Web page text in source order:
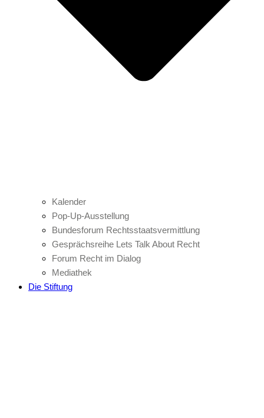
Kalender
Pop-Up-Ausstellung
Bundesforum Rechtsstaatsvermittlung
Gesprächsreihe Lets Talk About Recht
Forum Recht im Dialog
Mediathek
Die Stiftung